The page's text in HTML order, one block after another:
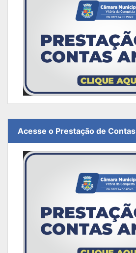
Acesse o Prestação de Contas